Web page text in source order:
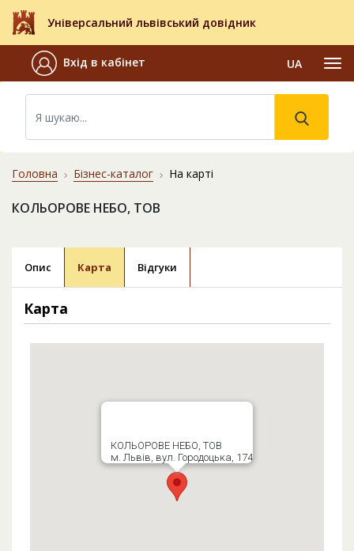
Універсальний львівський довідник
Вхід в кабінет UA
Головна Бізнес-каталог На карті
КОЛЬОРОВЕ НЕБО, ТОВ
Опис Карта Відгуки
Карта
КОЛЬОРОВЕ НЕБО, ТОВ
м. Львів, вул. Городоцька, 174